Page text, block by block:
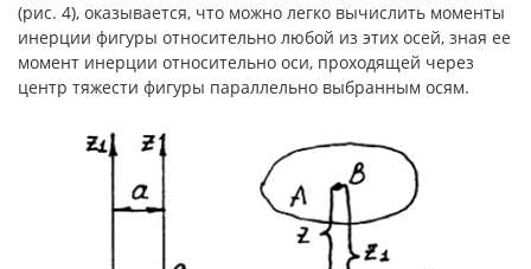
(рис. 4), оказывается, что можно легко вычислить моменты
инерции фигуры относительно любой из этих осей, зная ее
момент инерции относительно оси, проходящей через
центр тяжести фигуры параллельно выбранным осям.